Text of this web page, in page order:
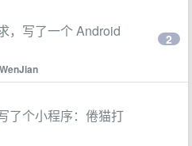
，写了一个 Android
2
了个小程序：倦猫打